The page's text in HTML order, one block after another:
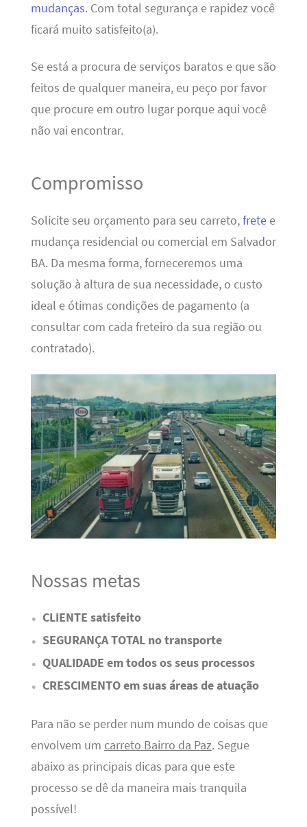
mudanças.Com total segurança e rapidez você
ficará muito satisfeito(a).
Se está a procura de serviços baratos e que são
feitos de qualquer maneira, eu peço por favor
que procure em outro lugar porque aqui você
não vai encontrar.
Compromisso
Solicite seu orçamento para seu carreto,fretee
mudança residencial ou comercial em Salvador
BA. Da mesma forma, forneceremos uma
solução à altura de sua necessidade, o custo
ideal e ótimas condições de pagamento (a
consultar com cada freteiro da sua região ou
contratado).
Nossas metas
CLIENTE satisfeito
SEGURANÇA TOTAL no transporte
QUALIDADE em todos os seus processos
CRESCIMENTO em suas áreas de atuação
Para não se perder num mundo de coisas que
envolvem um carreto Bairro da Paz. Segue
abaixo as principais dicas para que este
processo se dê da maneira mais tranquila
possível!